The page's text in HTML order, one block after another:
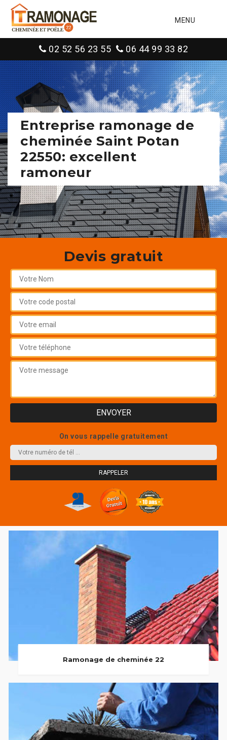
MENU
02 52 56 23 55 06 44 99 33 82
Entreprise ramonage de
cheminée Saint Potan
22550: excellent
ramoneur
Devis gratuit
On vous rappelle gratuitement
Ramonage de cheminée 22